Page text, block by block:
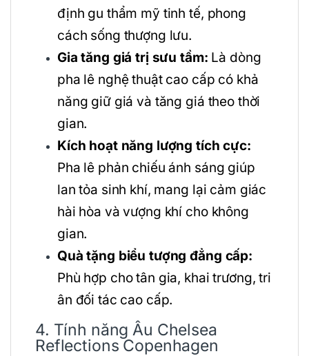
định gu thẩm mỹ tinh tế, phong
cách sống thượng lưu.
Gia tăng giá trị sưu tầm: Là dòng
pha lê nghệ thuật cao cấp có khả
năng giữ giá và tăng giá theo thời
gian.
Kích hoạt năng lượng tích cực:
Pha lê phản chiếu ánh sáng giúp
lan tỏa sinh khí, mang lại cảm giác
hài hòa và vượng khí cho không
gian.
Quà tặng biểu tượng đẳng cấp:
Phù hợp cho tân gia, khai trương, tri
ân đối tác cao cấp.
4. Tính năng Âu Chelsea
Reflections Copenhagen